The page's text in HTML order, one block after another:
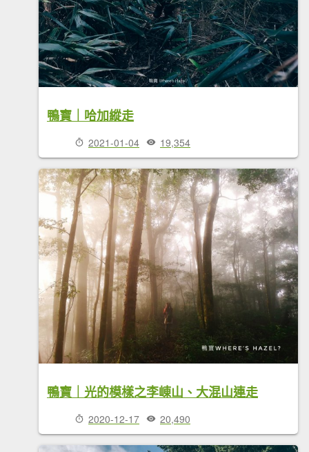
鴨寶｜哈加縱走
2021-01-04 19,354
鴨寶｜光的模樣之李崠山、大混山連走
2020-12-17 20,490